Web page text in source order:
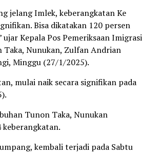
jelang Imlek, keberangkatan Ke
Bisa dikatakan 120 persen
Kepala Pos Pemeriksaan Imigrasi
Taka, Nunukan, Zulfan Andrian
Minggu (27/1/2025).
mulai naik secara signifikan pada
Tunon Taka, Nunukan
kembali terjadi pada Sabtu